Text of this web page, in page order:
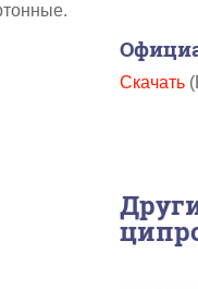
Скачать